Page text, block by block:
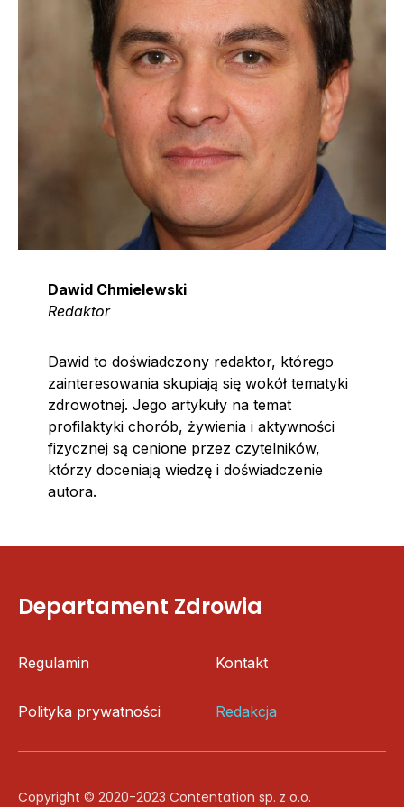
Dawid Chmielewski
Redaktor
Dawid to doświadczony redaktor, którego
zainteresowania skupiają się wokół tematyki
zdrowotnej. Jego artykuły na temat
profilaktyki chorób, żywienia i aktywności
fizycznej są cenione przez czytelników,
którzy doceniają wiedzę i doświadczenie
autora.
Departament Zdrowia
Regulamin Kontakt
Polityka prywatności Redakcja
Copyright © 2020-2023 Contentation sp. z o.o.